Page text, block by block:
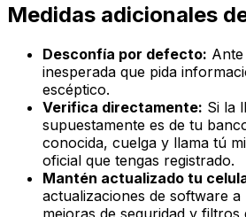
Medidas adicionales
Desconfía por defecto:
inesperada que pida
escéptico.
Verifica directamente: Si la
supuestamente es de tu
conocida, cuelga y llama tú
oficial que tengas registrado.
Mantén actualizado tu
actualizaciones de software
mejoras de seguridad y filtros